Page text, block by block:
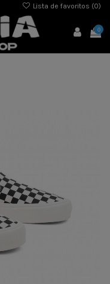
Lista de favoritos (0)
0